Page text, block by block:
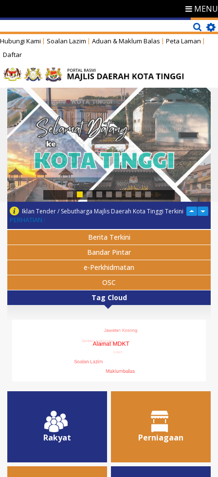
MENU
Hubungi Kami Soalan Lazim Aduan & Maklum Balas
Peta Laman
Daftar
PERHATIAN :
Iklan Tender / Sebutharga Majlis Daerah Kota Tinggi Terkini
Berita Terkini
Bandar Pintar
e-Perkhidmatan
OSC
Tag Cloud
Rakyat Perniagaan